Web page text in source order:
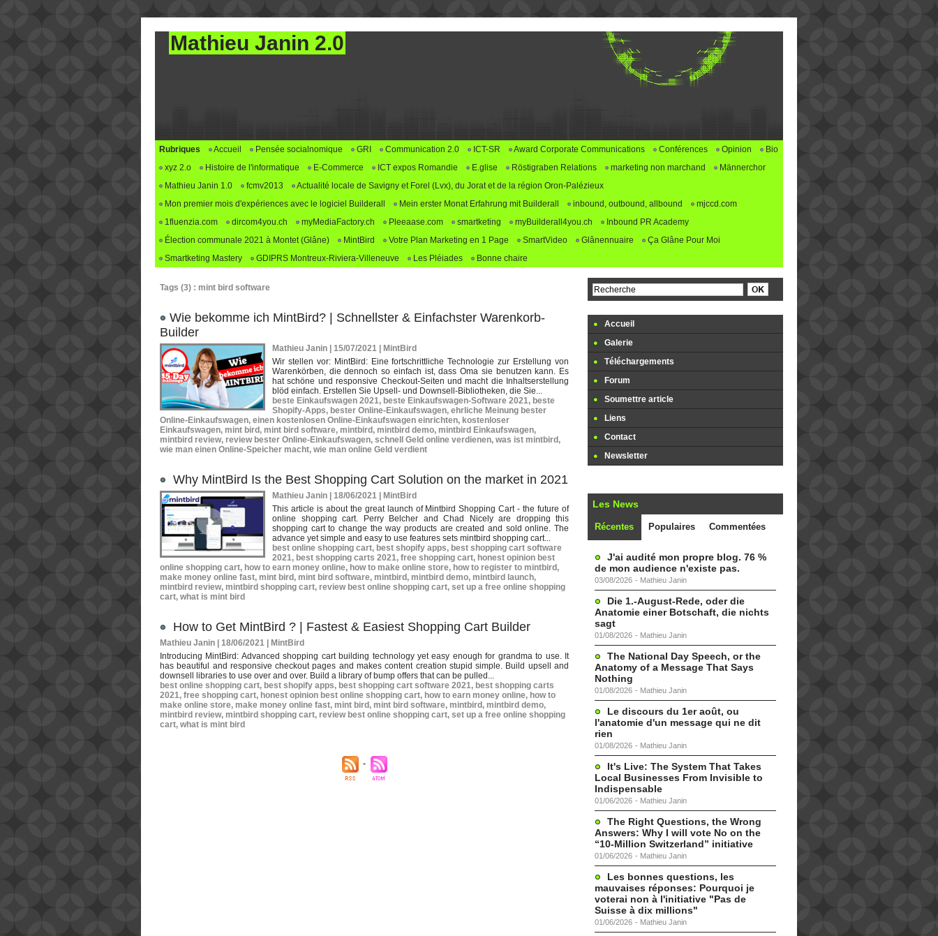
Mathieu Janin 2.0
Rubriques Accueil Pensée socialnomique GRI Communication 2.0 ICT-SR Award Corporate Communications Conférences Opinion
Bio
xyz 2.o
Histoire de l'informatique E-Commerce ICT expos Romandie E.glise Röstigraben Relations marketing non marchand
Männerchor
Mathieu Janin 1.0
fcmv2013
Actualité locale de Savigny et Forel (Lvx), du Jorat et de la région Oron-Palézieux
Mon premier mois d'expériences avec le logiciel Builderall
Mein erster Monat Erfahrung mit Builderall inbound, outbound, allbound
mjccd.com
1fluenzia.com
dircom4you.ch myMediaFactory.ch Pleeaase.com smartketing myBuilderall4you.ch
Inbound PR Academy
Élection communale 2021 à Montet (Glâne)
MintBird Votre Plan Marketing en 1 Page SmartVideo Glânennuaire
Ça Glâne Pour Moi
Smartketing Mastery
GDIPRS Montreux-Riviera-Villeneuve Les Pléiades Bonne chaire
Tags (3) : mint bird software
​Wie bekomme ich MintBird? | Schnellster & Einfachster Warenkorb-
Builder
Mathieu Janin | 15/07/2021
MintBird
Wir stellen vor: MintBird: Eine fortschrittliche Technologie zur Erstellung von
Warenkörben, die dennoch so einfach ist, dass Oma sie benutzen kann. Es
hat schöne und responsive Checkout-Seiten und macht die Inhaltserstellung
blöd einfach. Erstellen Sie Upsell- und Downsell-Bibliotheken, die Sie...
beste Einkaufswagen 2021, beste Einkaufswagen-Software 2021, beste
Shopify-Apps, bester Online-Einkaufswagen, ehrliche Meinung bester
Online-Einkaufswagen, einen kostenlosen Online-Einkaufswagen einrichten, kostenloser
Einkaufswagen, mint bird , mint bird software, mintbird , mintbird demo, mintbird Einkaufswagen,
mintbird review, review bester Online-Einkaufswagen, schnell Geld online verdienen, was ist mintbird ,
wie man einen Online-Speicher macht, wie man online Geld verdient
Why MintBird Is the Best Shopping Cart Solution on the market in 2021
Mathieu Janin | 18/06/2021
MintBird
This article is about the great launch of Mintbird Shopping Cart - the future of
online shopping cart. Perry Belcher and Chad Nicely are dropping this
shopping cart to change the way products are created and sold online. The
advance yet simple and easy to use features sets mintbird shopping cart...
best online shopping cart, best shopify apps, best shopping cart software
2021, best shopping carts 2021, free shopping cart, honest opinion best
online shopping cart, how to earn money online, how to make online store, how to register to mintbird ,
make money online fast, mint bird , mint bird software, mintbird , mintbird demo, mintbird launch,
mintbird review, mintbird shopping cart, review best online shopping cart, set up a free online shopping
cart, what is mint bird
How to Get MintBird ? | Fastest & Easiest Shopping Cart Builder
Mathieu Janin | 18/06/2021
MintBird
Introducing MintBird: Advanced shopping cart building technology yet easy enough for grandma to use. It
has beautiful and responsive checkout pages and makes content creation stupid simple. Build upsell and
downsell libraries to use over and over. Build a library of bump offers that can be pulled...
best online shopping cart, best shopify apps, best shopping cart software 2021, best shopping carts
2021, free shopping cart, honest opinion best online shopping cart, how to earn money online, how to
make online store, make money online fast, mint bird , mint bird software, mintbird , mintbird demo,
mintbird review, mintbird shopping cart, review best online shopping cart, set up a free online shopping
cart, what is mint bird
Accueil
Galerie
Téléchargements
Forum
Soumettre article
Liens
Contact
Newsletter
Les News
Récentes Populaires Commentées
J'ai audité mon propre blog. 76 %
de mon audience n'existe pas.
03/08/2026 - Mathieu Janin
Die 1.-August-Rede, oder die
Anatomie einer Botschaft, die nichts
sagt
01/08/2026 - Mathieu Janin
The National Day Speech, or the
Anatomy of a Message That Says
Nothing
01/08/2026 - Mathieu Janin
Le discours du 1er août, ou
l'anatomie d'un message qui ne dit
rien
01/08/2026 - Mathieu Janin
It's Live: The System That Takes
Local Businesses From Invisible to
Indispensable
01/06/2026 - Mathieu Janin
The Right Questions, the Wrong
Answers: Why I will vote No on the
“10-Million Switzerland” initiative
01/06/2026 - Mathieu Janin
Les bonnes questions, les
mauvaises réponses: Pourquoi je
voterai non à l'initiative "Pas de
Suisse à dix millions"
01/06/2026 - Mathieu Janin